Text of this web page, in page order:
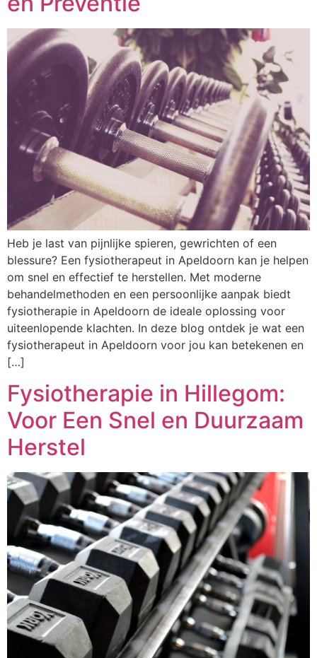
Heb je last van pijnlijke spieren, gewrichten of een
blessure? Een fysiotherapeut in Apeldoorn kan je helpen
om snel en effectief te herstellen. Met moderne
behandelmethoden en een persoonlijke aanpak biedt
fysiotherapie in Apeldoorn de ideale oplossing voor
uiteenlopende klachten. In deze blog ontdek je wat een
fysiotherapeut in Apeldoorn voor jou kan betekenen en
[…]
Fysiotherapie in Hillegom:
Voor Een Snel en Duurzaam
Herstel